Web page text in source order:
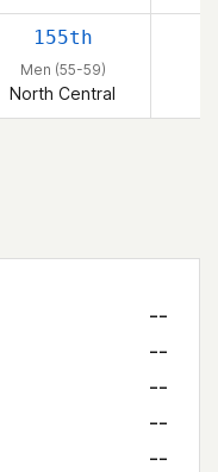
155th
Men (55-59)
North Central
--
--
--
--
--